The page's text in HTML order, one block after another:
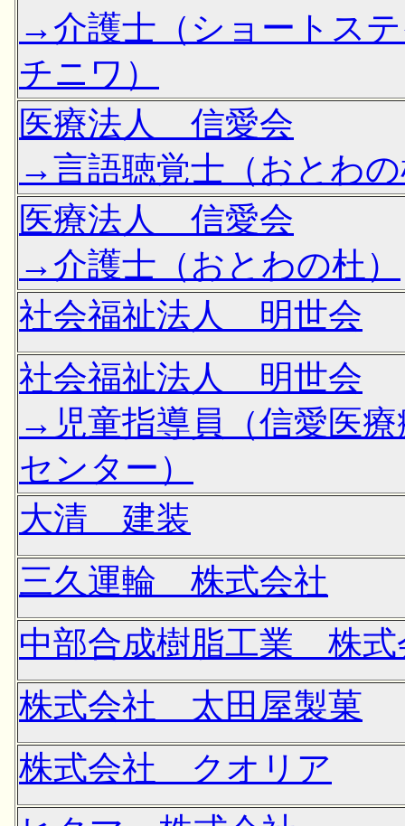
→介護士（ショートス
チニワ）
医療法人 信愛会
→言語聴覚士（おとわ
医療法人 信愛会
→介護士（おとわの杜）
社会福祉法人 明世会
社会福祉法人 明世会
→児童指導員（信愛医療
センター）
大清 建装
三久運輪 株式会社
中部合成樹脂工業 株式
株式会社 太田屋製菓
株式会社 クオリア